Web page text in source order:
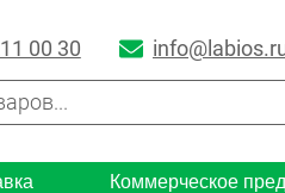
00 30
Коммерческое